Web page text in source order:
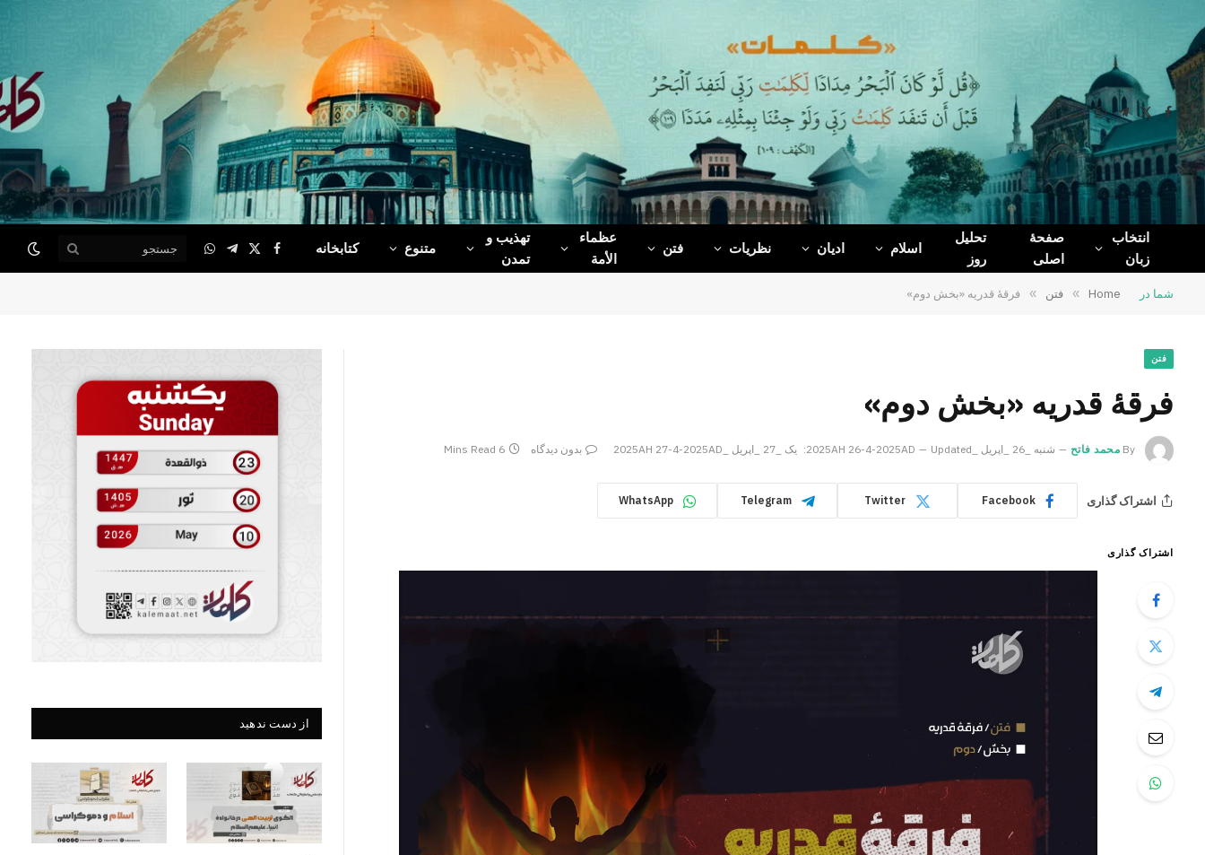
Facebook
X
(Twitter)
Telegram
WhatsApp
انتخاب
زبان
صفحۀ
اصلی
تحلیل
روز
اسلام ادیان نظریات فتن
عظماء‌
الأمة
تهذیب و
تمدن
متنوع کتابخانه Facebook
X
(Twitter)
Telegram
WhatsApp
شما در Home
» فتن » فرقۀ قدریه «بخش دوم»
فتن
فرقۀ قدریه «بخش دوم»
By محمد فاتح شنبه _26 _اپریل _2025AH 26-4-2025AD Updated: یک _27 _اپریل _2025AH 27-4-2025AD بدون دیدگاه 6 Mins Read
اشتراک گذاری Facebook
Twitter
Telegram
WhatsApp
اشتراک گذاری
از دست ندهید